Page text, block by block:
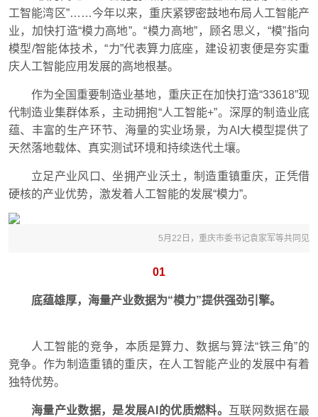
工智能湾区”……今年以来，重庆紧锣密鼓地布局人工智能产
业，加快打造“模力高地”。“模力高地”，顾名思义，“模”指向
模型/智能体技术，“力”代表算力底座，建设初衷便是夯实重
庆人工智能应用发展的高地根基。
作为全国重要制造业基地，重庆正在加快打造“33618”现
代制造业集群体系，主动拥抱“人工智能+”。深厚的制造业底
蕴、丰富的生产环节、海量的实业场景，为AI大模型提供了
天然落地载体、真实测试环境和持续迭代土壤。
立足产业风口、坐拥产业沃土，制造重镇重庆，正凭借
硬核的产业优势，激发着人工智能的发展“模力”。
5月22日，重庆市委书记袁家军等共同见
01
底蕴雄厚，海量产业数据为“模力”提供强劲引擎。
人工智能的竞争，本质是算力、数据与算法“铁三角”的
竞争。作为制造重镇的重庆，在人工智能产业的发展中有着
独特优势。
海量产业数据，是发展AI的优质燃料。
互联网数据在最